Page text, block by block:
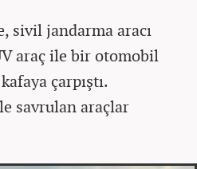
sivil jandarma aracı
araç ile bir otomobil
çarpıştı.
savrulan araçlar